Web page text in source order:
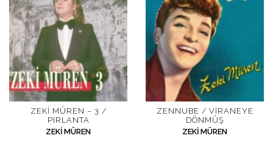
ZEKI MÜREN – 3 /
PIRLANTA
ZEKI MÜREN
ZENNUBE / VIRANEYE
DÖNMÜŞ
ZEKI MÜREN